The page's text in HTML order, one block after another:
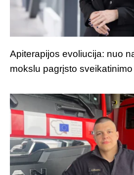
Apiterapijos evoliucija: nuo
mokslu pagrįsto sveikatinimo